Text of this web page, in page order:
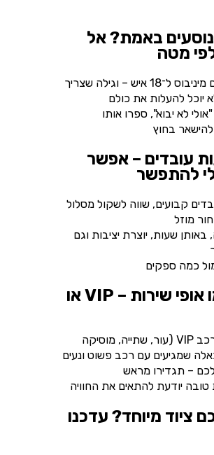
נוסעים באמת? אל
מטה
נהג שמגיע עם מיניבוס ל־18 איש – וגילה שצריך
לא יבוא", ספרו אותו
בחוץ
עובדים – אפשר
להתפשר
קבועים, שווה לשקול מסלול
מוזל
שעות, יוצרת יציבות וגם
כמה ספקים
13. תאמו אופי שירות – VIP או
יש נהגים עם רכב VIP (עור, שתייה, מוסיקה
שמגיעים עם רכב פשוט ונעים
– תגדירו מראש
יודעת להתאים את החוויה
ציוד מיוחד? עדכנו